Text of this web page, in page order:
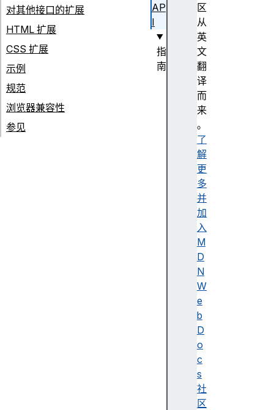
区
从
英
文
翻
译
而
来
。
了
解
更
多
并
加
入
M
D
N
W
e
b
D
o
c
s
社
区
对其他接口的扩展
HTML 扩展
CSS 扩展
示例
规范
浏览器兼容性
参见
AP
I
指
南